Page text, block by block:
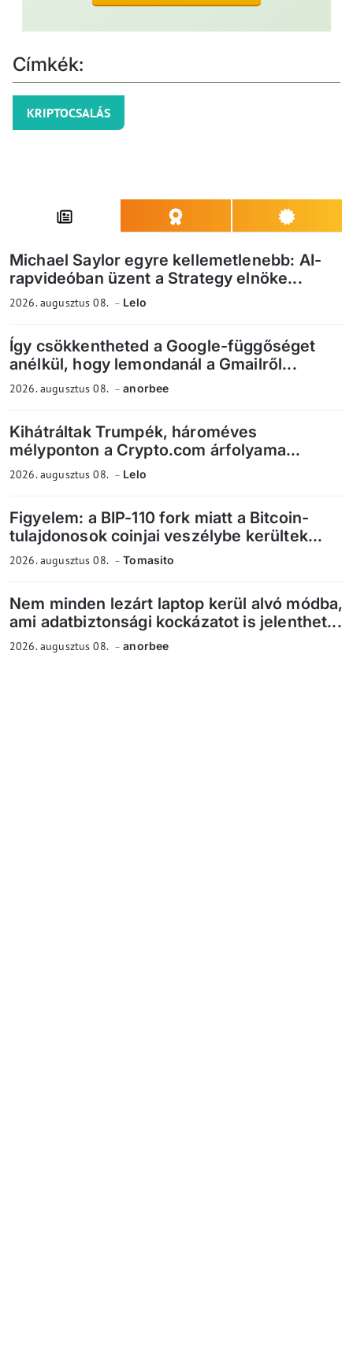
Címkék:
KRIPTOCSALÁS
Michael Saylor egyre kellemetlenebb: AI-
rapvideóban üzent a Strategy elnöke...
2026. augusztus 08. Lelo
Így csökkentheted a Google-függőséget
anélkül, hogy lemondanál a Gmailről...
2026. augusztus 08. anorbee
Kihátráltak Trumpék, hároméves
mélyponton a Crypto.com árfolyama...
2026. augusztus 08. Lelo
Figyelem: a BIP-110 fork miatt a Bitcoin-
tulajdonosok coinjai veszélybe kerültek...
2026. augusztus 08. Tomasito
Nem minden lezárt laptop kerül alvó módba,
ami adatbiztonsági kockázatot is jelenthet...
2026. augusztus 08. anorbee